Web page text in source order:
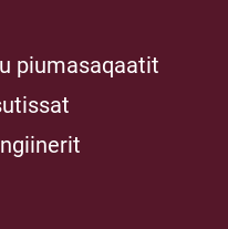
piumasaqaatit